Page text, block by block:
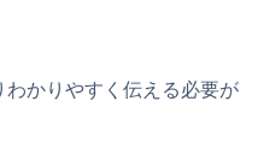
わかりやすく伝える必要が